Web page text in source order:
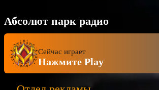
Абсолют парк радио
Сейчас играет
Нажмите Play